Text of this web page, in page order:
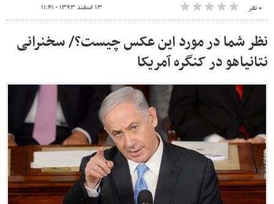
۰ نفر ۱۳ اسفند ۱۳۹۳ - ۱۱:۴۱
نظر شما در مورد این عکس چیست؟/ سخنرانی
نتانیاهو در کنگره آمریکا